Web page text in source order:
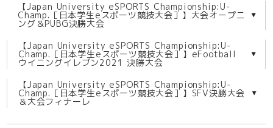
【Japan University eSPORTS Championship:U-
Champ.［日本学生eスポーツ競技大会］】大会オープニ
ング＆PUBG決勝大会
【Japan University eSPORTS Championship:U-
Champ.［日本学生eスポーツ競技大会］】eFootball
ウイニングイレブン2021 決勝大会
【Japan University eSPORTS Championship:U-
Champ.［日本学生eスポーツ競技大会］】SFV決勝大会
＆大会フィナーレ